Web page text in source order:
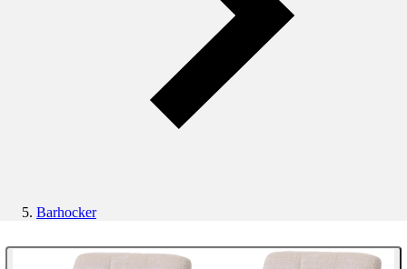
Barhocker